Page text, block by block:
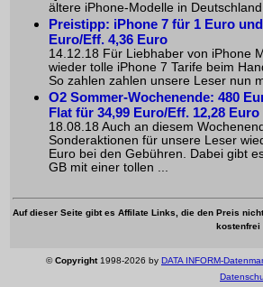
ältere iPhone-Modelle in
Preistipp: iPhone 7 für 1 Euro
Euro/Eff. 4,36 Euro
14.12.18 Für Liebhaber von iPhone
wieder tolle iPhone 7 Tarife beim
So zahlen zahlen unsere Leser nun
O2 Sommer-Wochenende: 480
Flat für 34,99 Euro/Eff. 12,28 Euro
18.08.18 Auch an diesem
Sonderaktionen für unsere Leser
Euro bei den Gebühren. Dabei gibt
GB mit einer tollen ...
Auf dieser Seite gibt es Affilate Links, die den Preis
kostenfrei
©Copyright1998-2026 by DATA INFORM-